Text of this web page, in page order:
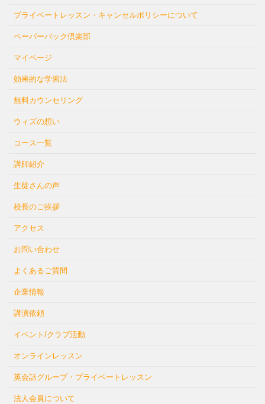
プライベートレッスン・キャンセルポリシーについて
ペーパーバック倶楽部
マイページ
効果的な学習法
無料カウンセリング
ウィズの想い
コース一覧
講師紹介
生徒さんの声
校長のご挨拶
アクセス
お問い合わせ
よくあるご質問
企業情報
講演依頼
イベント/クラブ活動
オンラインレッスン
英会話グループ・プライベートレッスン
法人会員について